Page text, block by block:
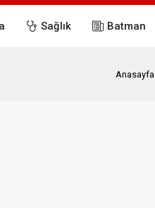
Sağlık Batman
Anasayfa